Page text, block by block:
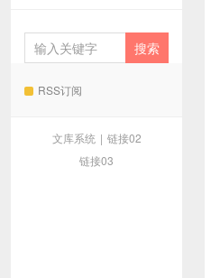
RSS订阅
文库系统 | 链接02
链接03